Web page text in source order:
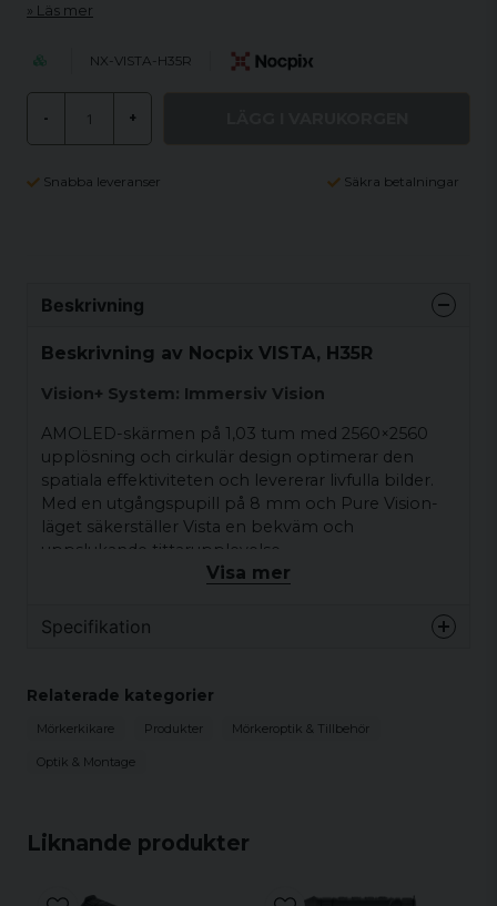
Läs mer
NX-VISTA-H35R
- +
Snabba leveranser Säkra betalningar
Liknande produkter
Beskrivning
Beskrivning av Nocpix VISTA, H35R
Vision+ System: Immersiv Vision
AMOLED-skärmen på 1,03 tum med 2560×2560
upplösning och cirkulär design optimerar den
spatiala effektiviteten och levererar livfulla bilder.
Med en utgångspupill på 8 mm och Pure Vision-
läget säkerställer Vista en bekväm och
uppslukande tittarupplevelse.
Noxpix egenutvecklade NETD≤15mK, 640×512@12
stabil prestanda. Djurens silhuetter och beteen -
Visa mer
Specifikation
Optisk Specifikation
Relaterade kategorier
Mörkerkikare Produkter Mörkeroptik & Tillbehör
Optik & Montage